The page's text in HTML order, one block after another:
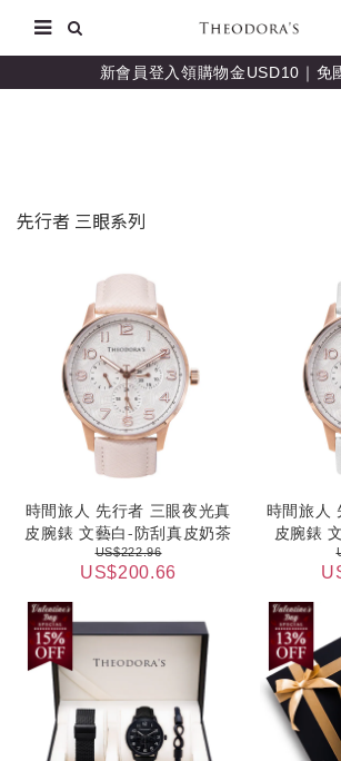
新會員登入領購物金USD10｜免
先行者 三眼系列
時間旅人 先行者 三眼夜光真
皮腕錶 文藝白-防刮真皮奶茶
US$222.96
US$200.66
時間旅人
皮腕錶